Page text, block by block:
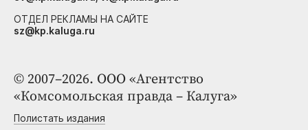
© 2007–2026. ООО «Агентство
«Комсомольская правда – Калуга»
Полистать издания
ОТДЕЛ РЕКЛАМЫ НА САЙТЕ
sz@kp.kaluga.ru